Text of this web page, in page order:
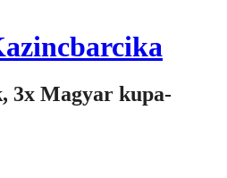
3x Magyar kupa-